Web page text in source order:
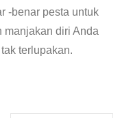
-benar pesta untuk
manjakan diri Anda
terlupakan.